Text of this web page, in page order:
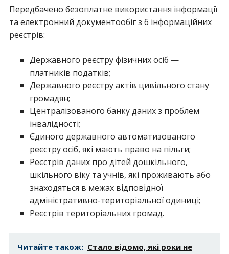
Передбачено безоплатне використання інформації
та електронний документообіг з 6 інформаційних
реєстрів:
Державного реєстру фізичних осіб —
платників податків;
Державного реєстру актів цивільного стану
громадян;
Централізованого банку даних з проблем
інвалідності;
Єдиного державного автоматизованого
реєстру осіб, які мають право на пільги;
Реєстрів даних про дітей дошкільного,
шкільного віку та учнів, які проживають або
знаходяться в межах відповідної
адміністративно-територіальної одиниці;
Реєстрів територіальних громад.
Читайте також: Стало відомо, які роки не